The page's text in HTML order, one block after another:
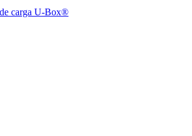
carga U-Box®